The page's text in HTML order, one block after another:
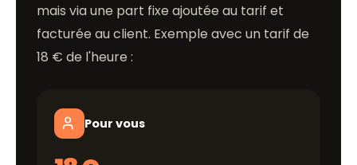
mais via une part fixe ajoutée au tarif et
facturée au client. Exemple avec un tarif de
18 € de l'heure :
Pour vous